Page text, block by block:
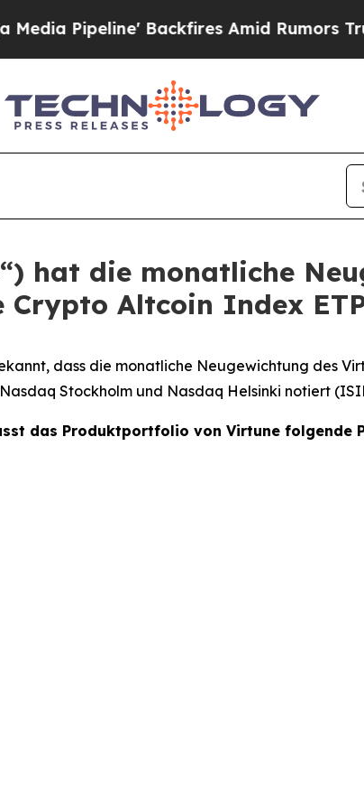
Backfires Amid Rumors Trump Will
hat die monatliche
Crypto Altcoin Index
dass die monatliche Neugewichtung des
Stockholm und Nasdaq Helsinki notiert
das Produktportfolio von Virtune folgende